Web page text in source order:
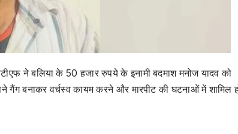
ने बलिया के 50 हजार रुपये के इनामी बदमाश मनोज यादव को
गैंग बनाकर वर्चस्व कायम करने और मारपीट की घटनाओं में शामिल